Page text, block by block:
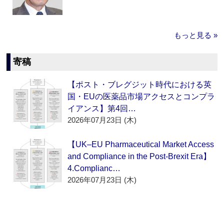
もっと見る »
寄稿
【ポスト・ブレグジット時代における英
国・EUの医薬品市場アクセスとコンプラ
イアンス】第4回…
2026年07月23日 (木)
【UK–EU Pharmaceutical Market Access
and Compliance in the Post-Brexit Era】
4.Complianc…
2026年07月23日 (木)